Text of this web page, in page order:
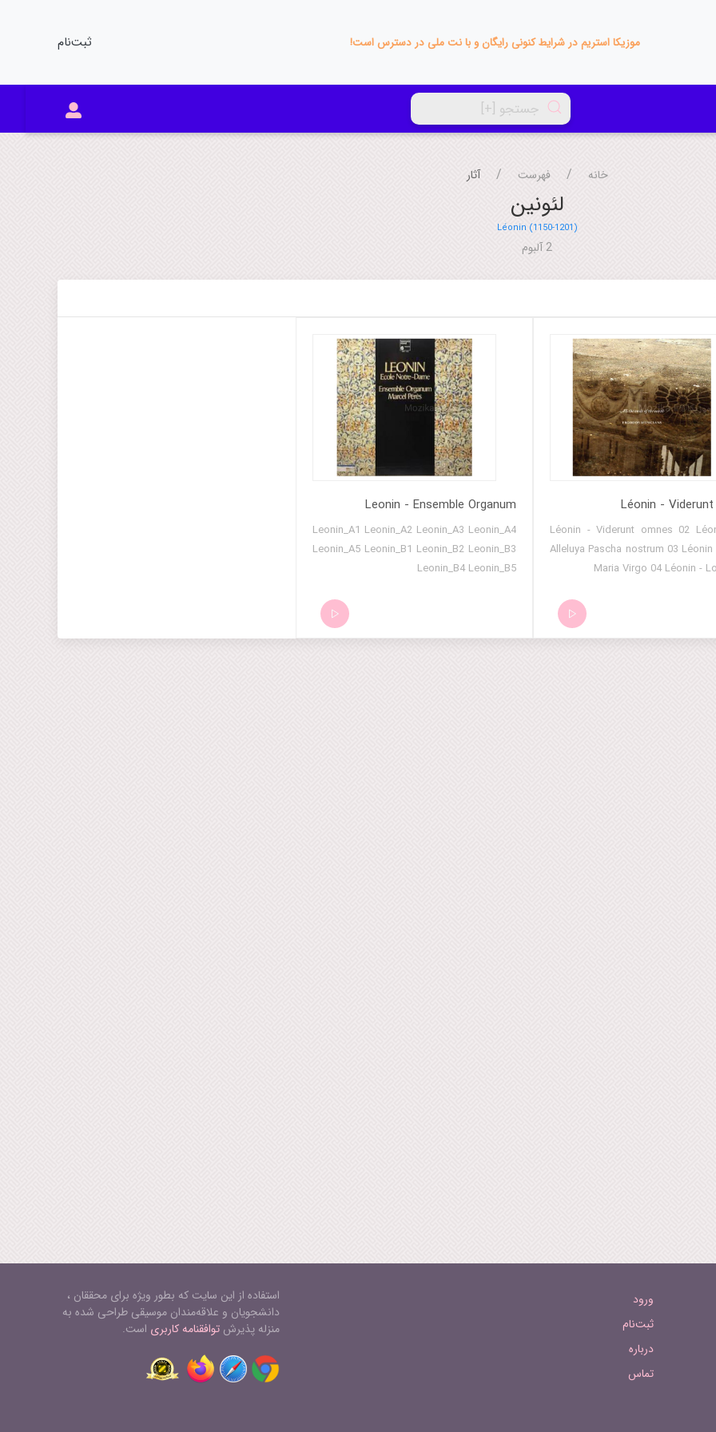
موزیکا استریم در شرایط کنونی رایگان و با نت ملی در دسترس است! ثبت‌نام
خانه فهرست آثار
لئونین
Léonin (1150-1201)
2 آلبوم
Léonin -
01 Léonin - Viderunt omnes 02
Alleluya Pascha nostrum 03
Maria Virgo 04 Léonin -
Leonin - Ensemble Organum
Leonin_A1 Leonin_A2 Leonin_A3 Leonin_A4
Leonin_A5 Leonin_B1 Leonin_B2 Leonin_B3
Leonin_B4 Leonin_B5
ورود
ثبت‌نام
درباره
تماس
استفاده از این سایت که بطور ویژه برای محققان ،
دانشجویان و علاقه‌مندان موسیقی طراحی شده به
منزله پذیرشتوافقنامه کاربری است.